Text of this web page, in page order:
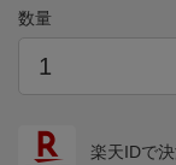
数量
楽天IDで